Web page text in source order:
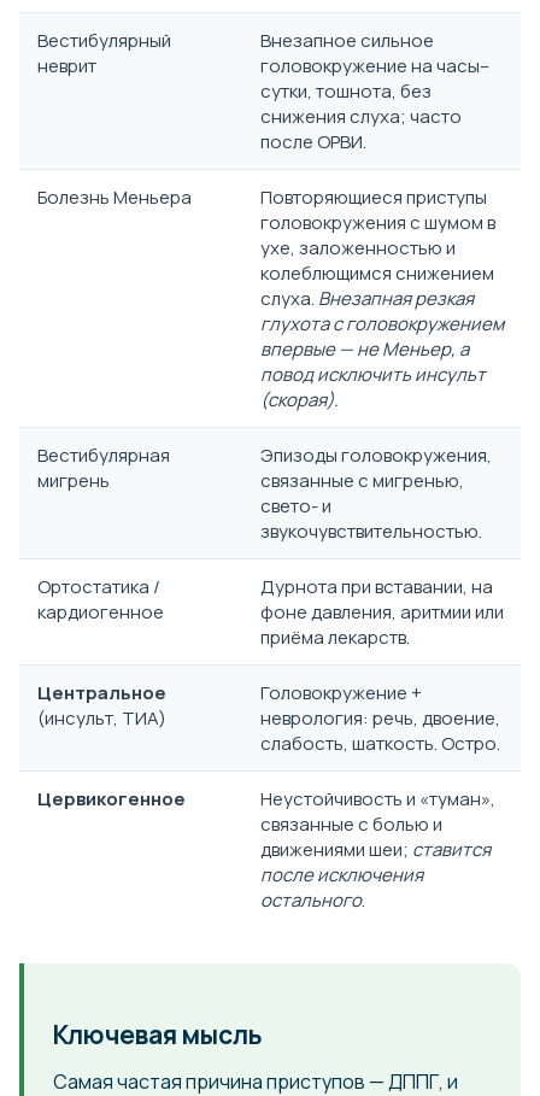
Вестибулярный
неврит
Внезапное сильное
головокружение на часы–
сутки, тошнота, без
снижения слуха; часто
после ОРВИ.
Болезнь Меньера
Повторяющиеся приступы
головокружения с шумом в
ухе, заложенностью и
колеблющимся снижением
слуха. Внезапная резкая
глухота с головокружением
впервые — не Меньер, а
повод исключить инсульт
(скорая).
Вестибулярная
мигрень
Эпизоды головокружения,
связанные с мигренью,
свето- и
звукочувствительностью.
Ортостатика /
кардиогенное
Дурнота при вставании, на
фоне давления, аритмии или
приёма лекарств.
Центральное
(инсульт, ТИА)
Головокружение +
неврология: речь, двоение,
слабость, шаткость. Остро.
Цервикогенное
Неустойчивость и «туман»,
связанные с болью и
движениями шеи; ставится
после исключения
остального.
Ключевая мысль
Самая частая причина приступов — ДППГ, и